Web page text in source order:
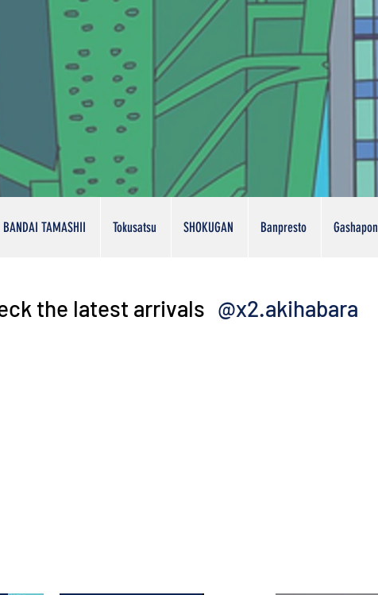
BANDAI TAMASHII Tokusatsu SHOKUGAN Banpresto Gashapon
the latest arrivals @x2.akihabara